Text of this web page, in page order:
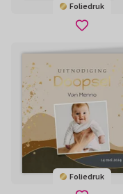
Foliedruk
Foliedruk